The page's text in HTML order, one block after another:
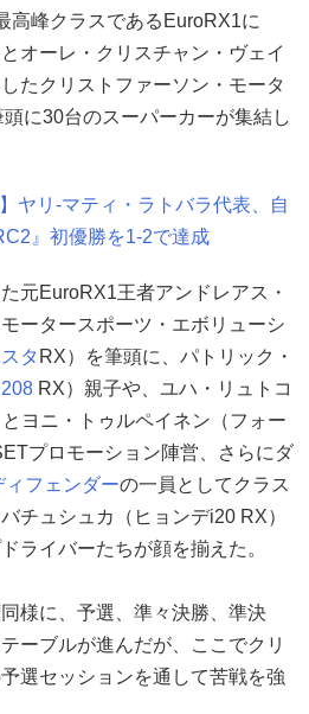
高峰クラスであるEuroRX1に
オーレ・クリスチャン・ヴェイ
たクリストファーソン・モータ
に30台のスーパーカーが集結し
ヤリ-マティ・ラトバラ代表、自
』初優勝を1-2で達成
元EuroRX1王者アンドレアス・
ータースポーツ・エボリューシ
タ RX）を筆頭に、パトリック・
RX）親子や、ユハ・リュトコ
ヨニ・トゥルペイネン（フォー
プロモーション陣営、さらにダ
ィフェンダーの一員としてクラス
チュシュカ（ヒョンデi20 RX）
ライバーたちが顔を揃えた。
様に、予選、準々決勝、準決
ーブルが進んだが、ここでクリ
選セッションを通して苦戦を強